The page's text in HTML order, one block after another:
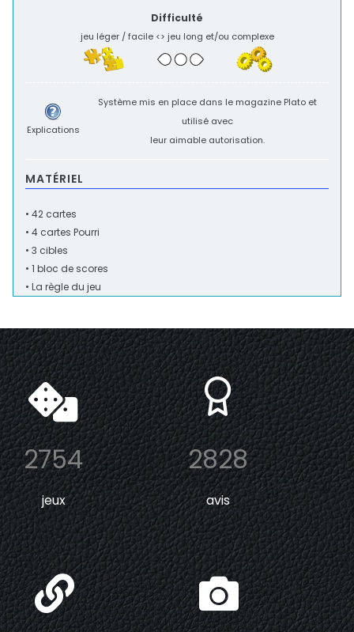
Difficulté
jeu léger / facile <> jeu long et/ou complexe
Explications
Système mis en place dans le magazine Plato et
utilisé avec
leur aimable autorisation.
MATÉRIEL
• 42 cartes
• 4 cartes Pourri
• 3 cibles
• 1 bloc de scores
• La règle du jeu
2754
jeux
2828
avis